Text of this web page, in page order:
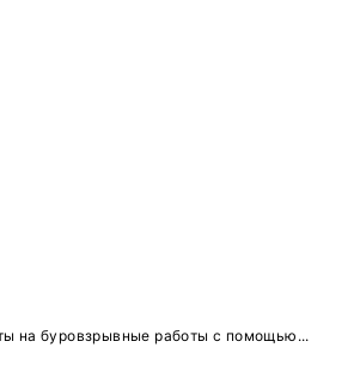
на буровзрывные работы с помощью...